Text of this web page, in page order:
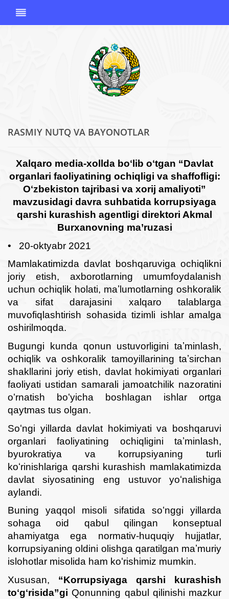
KORRUPSIYAGA
QARSHI
KURASHISH
AGENTLIGI
RASMIY NUTQ VA BAYONOTLAR
Xalqaro media-xollda boʻlib oʻtgan “Davlat
organlari faoliyatining ochiqligi va shaffofligi:
Oʻzbekiston tajribasi va xorij amaliyoti”
mavzusidagi davra suhbatida korrupsiyaga
qarshi kurashish agentligi direktori Akmal
Burxanovning ma’ruzasi
• 20-oktyabr 2021
Mamlakatimizda davlat boshqaruviga ochiqlikni
joriy etish, axborotlarning umumfoydalanish
uchun ochiqlik holati, maʼlumotlarning oshkoralik
va sifat darajasini xalqaro talablarga
muvofiqlashtirish sohasida tizimli ishlar amalga
oshirilmoqda.
Bugungi kunda qonun ustuvorligini taʼminlash,
ochiqlik va oshkoralik tamoyillarining taʼsirchan
shakllarini joriy etish, davlat hokimiyati organlari
faoliyati ustidan samarali jamoatchilik nazoratini
oʻrnatish boʻyicha boshlagan ishlar ortga
qaytmas tus olgan.
Soʻngi yillarda davlat hokimiyati va boshqaruvi
organlari faoliyatining ochiqligini taʼminlash,
byurokratiya va korrupsiyaning turli
koʻrinishlariga qarshi kurashish mamlakatimizda
davlat siyosatining eng ustuvor yoʻnalishiga
aylandi.
Buning yaqqol misoli sifatida soʻnggi yillarda
sohaga oid qabul qilingan konseptual
ahamiyatga ega normativ-huquqiy hujjatlar,
korrupsiyaning oldini olishga qaratilgan maʼmuriy
islohotlar misolida ham koʻrishimiz mumkin.
Xususan, “Korrupsiyaga qarshi kurashish
toʻgʻrisida”gi Qonunning qabul qilinishi mazkur